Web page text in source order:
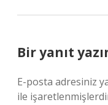
Bir yanıt
E-posta adresiniz
ile